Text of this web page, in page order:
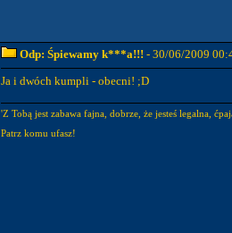
Odp: Śpiewamy k***a!!! - 30/06/2009
Ja i dwóch kumpli - obecni! ;D
'Z Tobą jest zabawa fajna, dobrze, że jesteś legalna,
Patrz komu ufasz!